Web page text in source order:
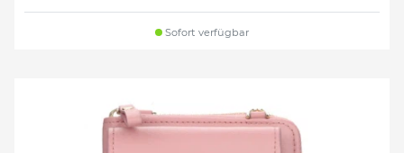
Sofort verfügbar